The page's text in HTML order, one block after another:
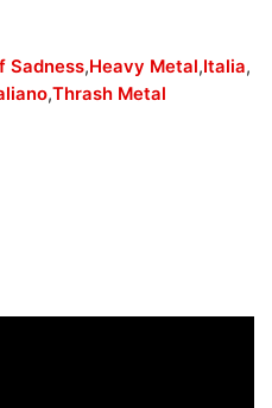
Sadness,Heavy Metal,Italia,
,Thrash Metal